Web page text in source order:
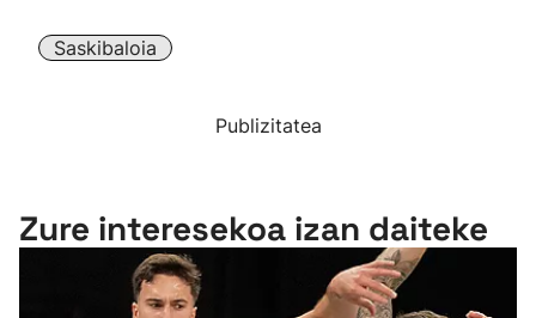
Saskibaloia
Publizitatea
Zure interesekoa izan daiteke